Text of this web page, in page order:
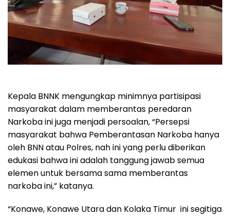
Kepala BNNK mengungkap minimnya partisipasi
masyarakat dalam memberantas peredaran
Narkoba ini juga menjadi persoalan, “Persepsi
masyarakat bahwa Pemberantasan Narkoba hanya
oleh BNN atau Polres, nah ini yang perlu diberikan
edukasi bahwa ini adalah tanggung jawab semua
elemen untuk bersama sama memberantas
narkoba ini,” katanya.
“Konawe, Konawe Utara dan Kolaka Timur ini segitiga